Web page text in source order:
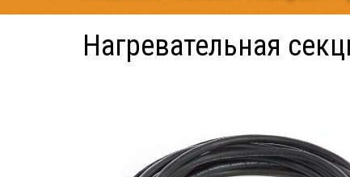
Нагревательная